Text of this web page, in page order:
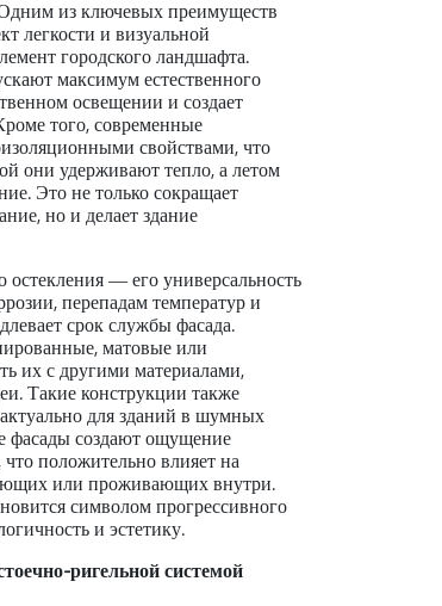
Одним из ключевых преимуществ
легкости и визуальной
городского ландшафта.
максимум естественного
освещении и создает
того, современные
свойствами, что
они удерживают тепло, а летом
Это не только сокращает
но и делает здание
— его универсальность
перепадам температур и
срок службы фасада.
матовые или
их с другими материалами,
Такие конструкции также
для зданий в шумных
фасады создают ощущение
положительно влияет на
или проживающих внутри.
символом прогрессивного
и эстетику.
ригельной системой